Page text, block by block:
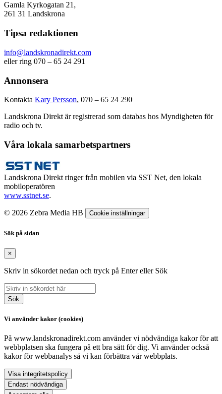
Gamla Kyrkogatan 21,
261 31 Landskrona
Tipsa redaktionen
info@landskronadirekt.com
eller ring 070 – 65 24 291
Annonsera
Kontakta Kary Persson, 070 – 65 24 290
Landskrona Direkt är registrerad som databas hos Myndigheten för
radio och tv.
Våra lokala samarbetspartners
Landskrona Direkt ringer från mobilen via SST Net, den lokala
mobiloperatören
www.sstnet.se.
© 2026 Zebra Media HB Cookie inställningar
Sök på sidan
×
Skriv in sökordet nedan och tryck på Enter eller Sök
Sök
Vi använder kakor (cookies)
På www.landskronadirekt.com använder vi nödvändiga kakor för att
webbplatsen ska fungera på ett bra sätt för dig. Vi använder också
kakor för webbanalys så vi kan förbättra vår webbplats.
Visa integritetspolicy
Endast nödvändiga